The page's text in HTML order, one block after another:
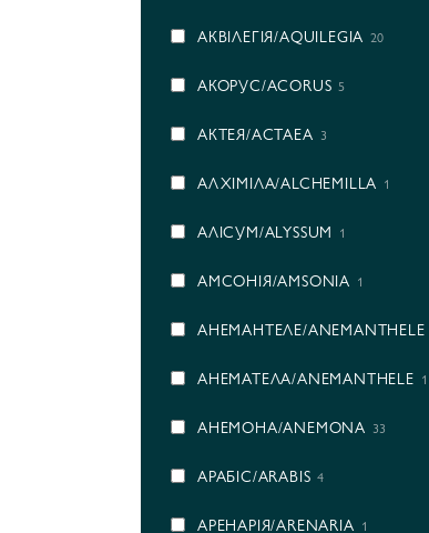
АКВІЛЕГІЯ/AQUILEGIA 20
АКОРУС/ACORUS 5
АКТЕЯ/ACTAEA 3
АЛХІМІЛА/ALCHEMILLA 1
АЛІСУМ/ALYSSUM 1
АМСОНІЯ/AMSONIA 1
АНЕМАНТЕЛЕ/ANEMANTHELE
АНЕМАТЕЛА/ANEMANTHELE 1
АНЕМОНА/ANEMONA 33
АРАБІС/ARABIS 4
АРЕНАРІЯ/ARENARIA 1